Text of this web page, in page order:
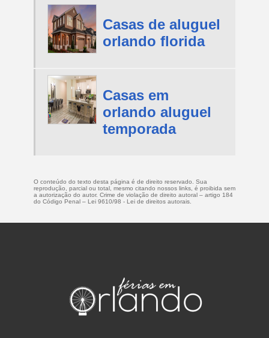
Casas de aluguel
orlando florida
Casas em
orlando aluguel
temporada
O conteúdo do texto desta página é de direito reservado. Sua
reprodução, parcial ou total, mesmo citando nossos links, é proibida sem
a autorização do autor. Crime de violação de direito autoral – artigo 184
do Código Penal – Lei 9610/98 - Lei de direitos autorais